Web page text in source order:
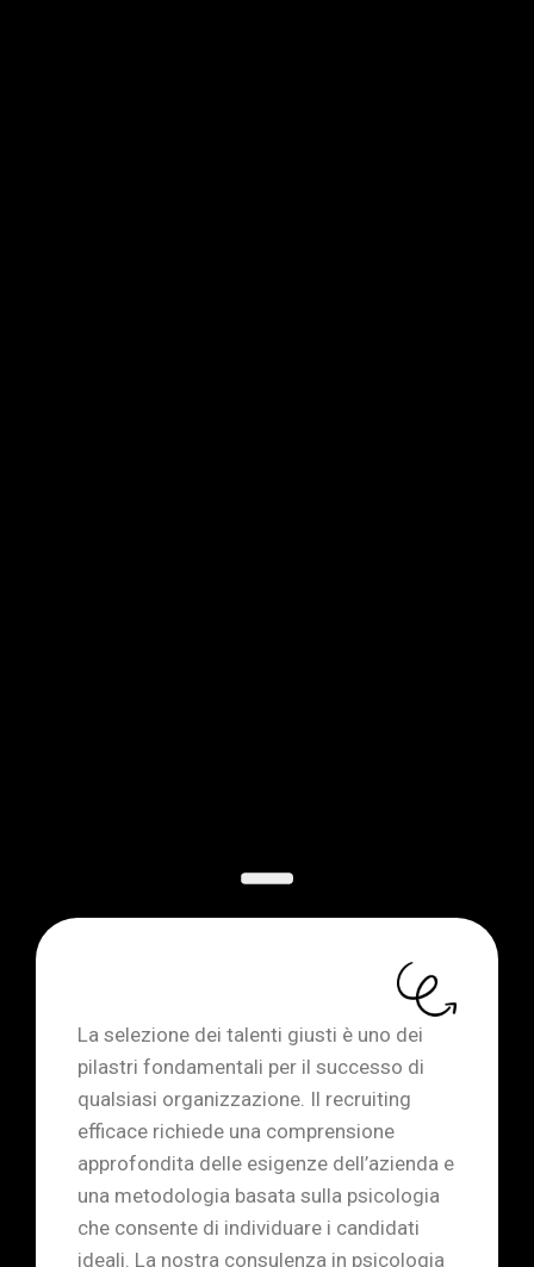
La selezione dei talenti giusti è uno dei
pilastri fondamentali per il successo di
qualsiasi organizzazione. Il recruiting
efficace richiede una comprensione
approfondita delle esigenze dell’azienda e
una metodologia basata sulla psicologia
che consente di individuare i candidati
ideali. La nostra consulenza in psicologia